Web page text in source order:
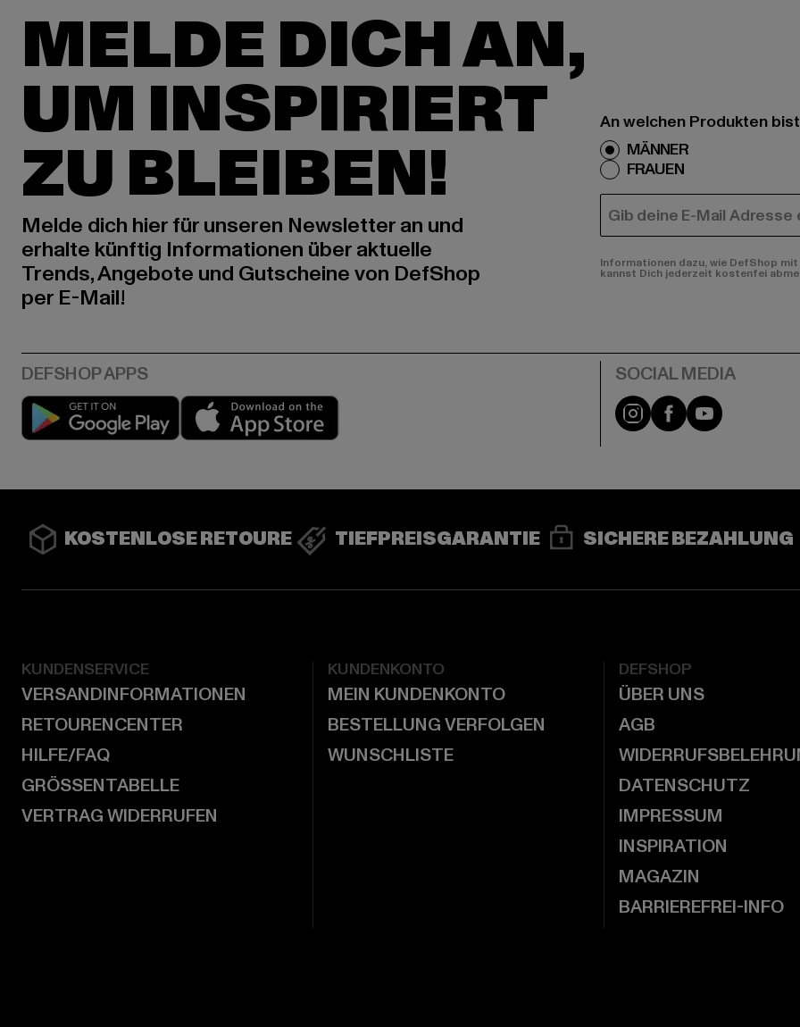
MELDE DICH AN,
UM INSPIRIERT
ZU BLEIBEN!
Melde dich hier für unseren Newsletter an und
erhalte künftig Informationen über aktuelle
Trends, Angebote und Gutscheine von DefShop
per E-Mail!
An welchen Produkten
MÄNNER
FRAUEN
E-MAIL
Informationen dazu, wie DefShop
kannst Dich jederzeit kostenfei
Play market Instagram
FacebookYouTube
KOSTENLOSE RETOURE TIEFPREISGARANTIE SICHERE BEZAHLUNG
KUNDENSERVICE
VERSANDINFORMATIONEN
RETOURENCENTER
HILFE/FAQ
GRÖSSENTABELLE
VERTRAG WIDERRUFEN
KUNDENKONTO
MEIN KUNDENKONTO
BESTELLUNG VERFOLGEN
WUNSCHLISTE
DEFSHOP
ÜBER UNS
AGB
DATENSCHUTZ
IMPRESSUM
INSPIRATION
MAGAZIN
BARRIEREFREI-INFO